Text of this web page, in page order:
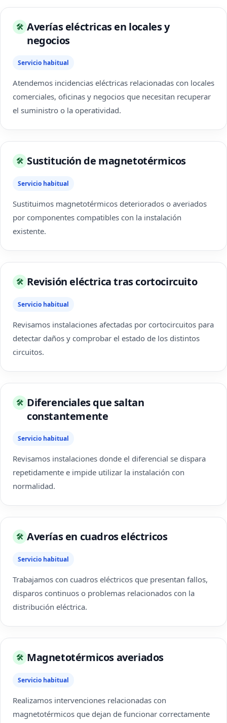
🛠 Averías eléctricas en locales y
negocios
Servicio habitual
Atendemos incidencias eléctricas relacionadas con locales
comerciales, oficinas y negocios que necesitan recuperar
el suministro o la operatividad.
🛠 Sustitución de magnetotérmicos
Servicio habitual
Sustituimos magnetotérmicos deteriorados o averiados
por componentes compatibles con la instalación
existente.
🛠 Revisión eléctrica tras cortocircuito
Servicio habitual
Revisamos instalaciones afectadas por cortocircuitos para
detectar daños y comprobar el estado de los distintos
circuitos.
🛠 Diferenciales que saltan
constantemente
Servicio habitual
Revisamos instalaciones donde el diferencial se dispara
repetidamente e impide utilizar la instalación con
normalidad.
🛠 Averías en cuadros eléctricos
Servicio habitual
Trabajamos con cuadros eléctricos que presentan fallos,
disparos continuos o problemas relacionados con la
distribución eléctrica.
🛠 Magnetotérmicos averiados
Servicio habitual
Realizamos intervenciones relacionadas con
magnetotérmicos que dejan de funcionar correctamente